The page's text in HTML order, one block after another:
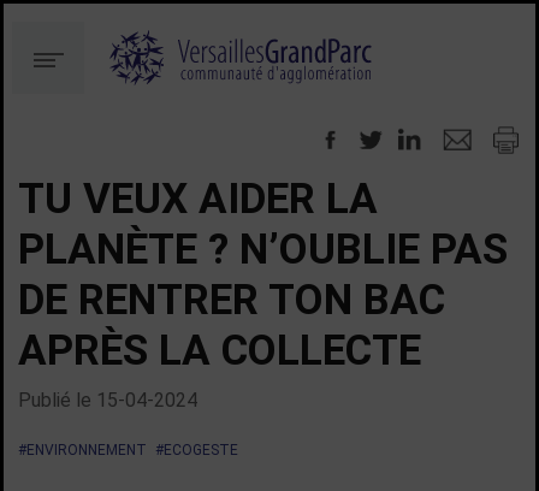
au
contenu
à
Menu
TU VEUX AIDER LA
PLANÈTE ? N’OUBLIE PAS
DE RENTRER TON BAC
APRÈS LA COLLECTE
Publié le 15-04-2024
#ENVIRONNEMENT #ECOGESTE